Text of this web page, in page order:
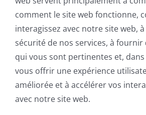
comment le site web fonctionne,
interagissez avec notre site web,
sécurité de nos services, à fournir
qui vous sont pertinentes et, dans
vous offrir une expérience
améliorée et à accélérer vos
avec notre site web.